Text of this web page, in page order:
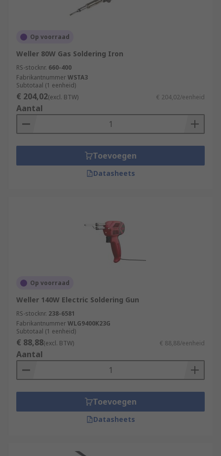
Op voorraad
Weller 80W Gas Soldering Iron
RS-stocknr. 660-400
FabrikantnummerWSTA3
Subtotaal (1 eenheid)
€ 204,02(excl. BTW) € 204,02/eenheid
Aantal
Toevoegen
Datasheets
Op voorraad
Weller 140W Electric Soldering Gun
RS-stocknr. 238-6581
FabrikantnummerWLG9400K23G
Subtotaal (1 eenheid)
€ 88,88(excl. BTW) € 88,88/eenheid
Aantal
Toevoegen
Datasheets